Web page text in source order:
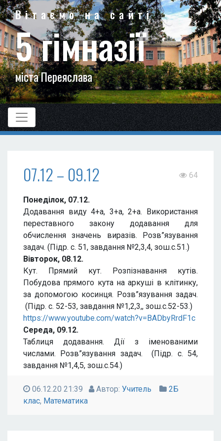
Вітаємо на сайті
5 гімназії
міста Переяслава
07.12 – 09.12 64
Понеділок, 07.12.
Додавання виду 4+а, 3+а, 2+а. Використання
переставного закону додавання для
обчислення значень виразів. Розв”язування
задач. (Підр. с. 51, завдання №2,3,4, зош.с.51.)
Вівторок, 08.12.
Кут. Прямий кут. Розпізнавання кутів.
Побудова прямого кута на аркуші в клітинку,
за допомогою косинця. Розв”язування задач.
(Підр. с. 52-53, завдання №1,2,3,, зош.с.52-53.)
https://www.youtube.com/watch?v=BADbyRrdF1c
Середа, 09.12.
Таблиця додавання. Дії з іменованими
числами. Розв”язування задач. (Підр. с. 54,
завдання №1,4,5, зош.с.54.)
06.12.20 21:39 Автор: Учитель
2Б
клас, Математика